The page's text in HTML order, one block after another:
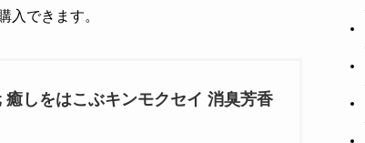
入できます。
癒しをはこぶキンモクセイ 消臭芳香